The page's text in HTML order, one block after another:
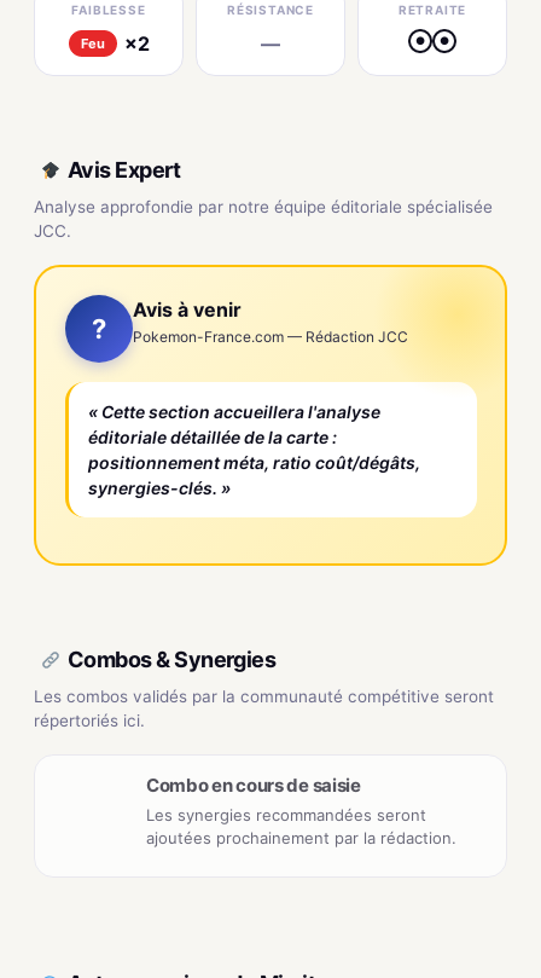
FAIBLESSE
Feu ×2
RÉSISTANCE
—
RETRAITE
● ●
Avis Expert
Analyse approfondie par notre équipe éditoriale spécialisée
JCC.
?
Avis à venir
Pokemon-France.com — Rédaction JCC
« Cette section accueillera l'analyse
éditoriale détaillée de la carte :
positionnement méta, ratio coût/dégâts,
synergies-clés. »
Combos & Synergies
Les combos validés par la communauté compétitive seront
répertoriés ici.
Combo en cours de saisie
Les synergies recommandées seront
ajoutées prochainement par la rédaction.